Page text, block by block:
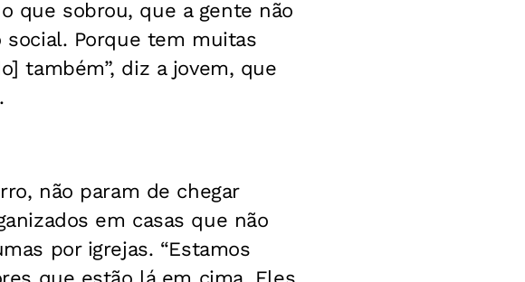
que sobrou, que a gente não
Porque tem muitas
também”, diz a jovem, que
não param de chegar
em casas que não
por igrejas. “Estamos